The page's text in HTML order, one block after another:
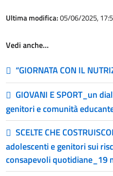
Ultima modifica:05/06/2025,
Vedi anche…
“GIORNATA CON IL
GIOVANI E SPORT_un
genitori e comunità
SCELTE CHE
adolescenti e genitori sui
consapevoli quotidiane_19